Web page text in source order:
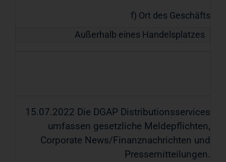
f) Ort des Geschäfts
Außerhalb eines Handelsplatzes
15.07.2022 Die DGAP Distributionsservices
umfassen gesetzliche Meldepflichten,
Corporate News/Finanznachrichten und
Pressemitteilungen.